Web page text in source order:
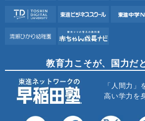
教育力こそが、国力だ
「人間力」
高い学力を